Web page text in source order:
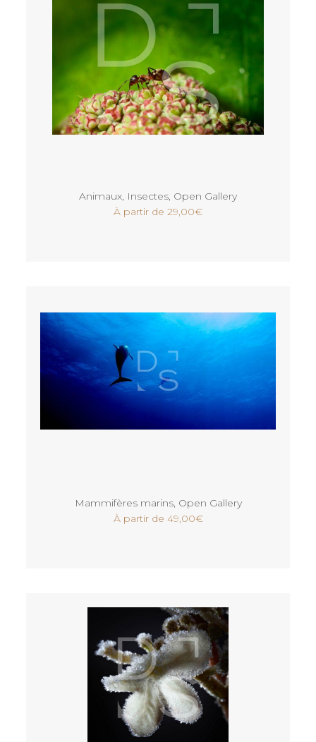
Animaux, Insectes, Open Gallery
À partir de 29,00€
Mammifères marins, Open Gallery
À partir de 49,00€